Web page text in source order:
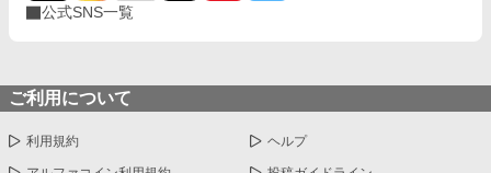
公式SNS一覧
ご利用について
利用規約 ヘルプ